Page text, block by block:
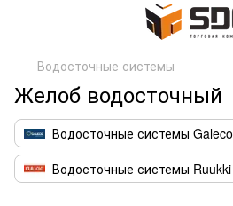
Водосточные системы
Желоб водосточный
Водосточные системы Galeco
Водосточные системы Ruukki